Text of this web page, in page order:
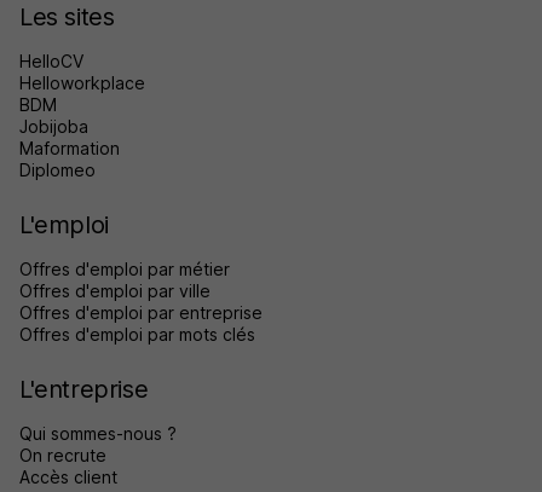
Les sites
HelloCV
Helloworkplace
BDM
Jobijoba
Maformation
Diplomeo
L'emploi
Offres d'emploi par métier
Offres d'emploi par ville
Offres d'emploi par entreprise
Offres d'emploi par mots clés
L'entreprise
Qui sommes-nous ?
On recrute
Accès client